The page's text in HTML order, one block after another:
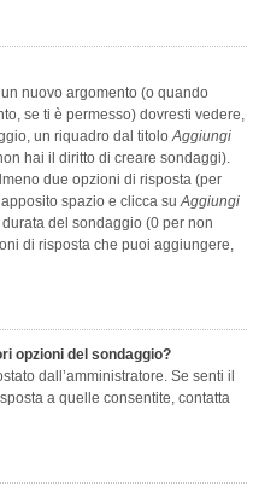
nuovo argomento (o quando
se ti è permesso) dovresti vedere,
un riquadro dal titoloAggiungi
hai il diritto di creare sondaggi).
due opzioni di risposta (per
spazio e clicca suAggiungi
del sondaggio (0 per non
di risposta che puoi aggiungere,
opzioni del sondaggio?
dall’amministratore. Se senti il
a quelle consentite, contatta